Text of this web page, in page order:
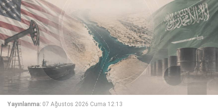
Yayınlanma: 07 Ağustos 2026 Cuma 12:13